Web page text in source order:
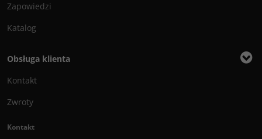
Zapowiedzi
Katalog
Obsługa klienta
Kontakt
Zwroty
Kontakt